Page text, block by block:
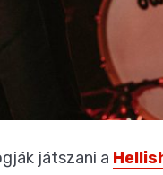
játszani a